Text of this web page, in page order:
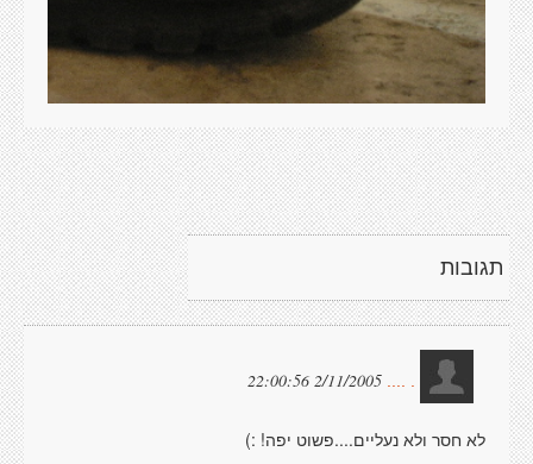
תגובות
. ....
2/11/2005 22:00:56
לא חסר ולא נעליים....פשוט יפה! :)